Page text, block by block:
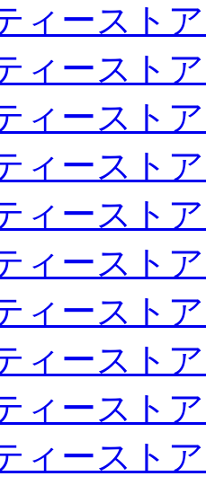
ィースト
ィースト
ィースト
ィースト
ィースト
ィースト
ィースト
ィースト
ィースト
ィースト